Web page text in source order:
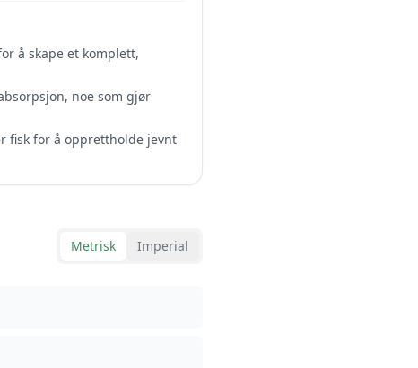
å skape et komplett,
noe som gjør
fisk for å opprettholde jevnt
Metrisk Imperial